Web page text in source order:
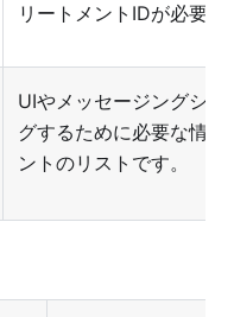
リートメントIDが必要で
UIやメッセージングシ
グするために必要な情
ントのリストです。